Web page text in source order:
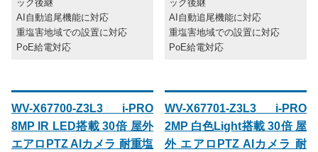
ック後継
AI自動追尾機能に対応
重塩害地域での設置に対応
PoE給電対応
ック後継
AI自動追尾機能に対応
重塩害地域での設置に対応
PoE給電対応
WV-X67700-Z3L3 i-PRO
8MP IR LED搭載 30倍 屋外
エアロPTZ AIカメラ 耐重塩
WV-X67701-Z3L3 i-PRO
2MP 白色Light搭載 30倍 屋
外 エアロPTZ AIカメラ 耐